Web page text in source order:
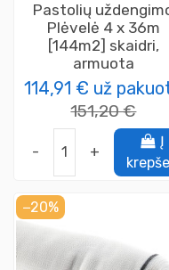
Pastolių
Plėvelė 4 x 36m
[144m2] skaidri,
armuota
114,91 € už
151,20 €
- +
Į
−20%